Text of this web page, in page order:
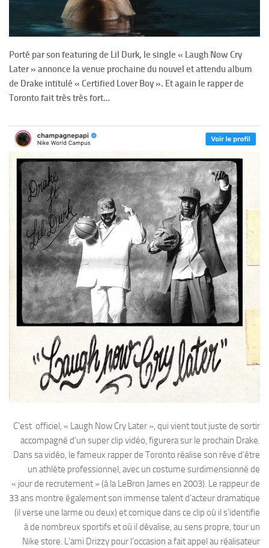
Porté par son featuring de Lil Durk, le single « Laugh Now Cry
Later » annonce la venue prochaine du nouvel et attendu album
de Drake intitulé « Certified Lover Boy ». Et again le rapper de
Toronto fait très très fort…
C’est officiel, « Laugh Now Cry Later », qui vient tout juste de sortir
accompagné d’un super clip vidéo, figurera sur le prochain Drake.
Dans sa vidéo, le fameux rapper de Toronto réalise son rêve d’être
un athlète professionnel, avec un costume surdimensionné de
« jour de recrutement » (à la LeBron James en 2003). Le rappeur de
33 ans montre également son immense talent d’acteur dramatique
(il verse une larme ou deux) et comique dans ce clip où il s’identifie
à de nombreux sportifs et où il dévalise, au sens propre, tour un
Nike store. L’ami Drizzy pour l’occasion a fait appel au réalisateur